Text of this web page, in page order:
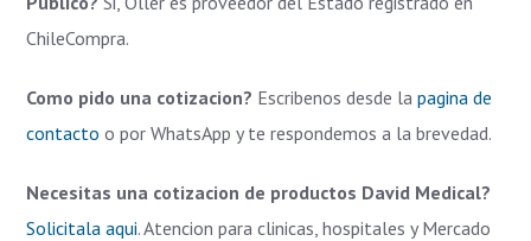
ChileCompra.
Como pido una cotizacion? Escribenos desde lapagina de
contacto o por WhatsApp y te respondemos a la brevedad.
Necesitas una cotizacion de productos David Medical?
Solicitala aqui. Atencion para clinicas, hospitales y Mercado